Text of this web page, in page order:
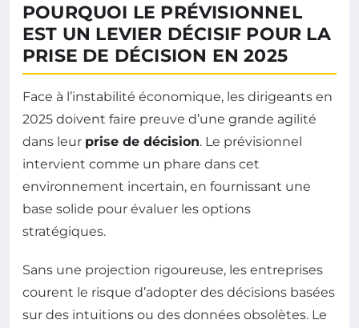
POURQUOI LE PRÉVISIONNEL
EST UN LEVIER DÉCISIF POUR LA
PRISE DE DÉCISION EN 2025
Face à l’instabilité économique, les dirigeants en
2025 doivent faire preuve d’une grande agilité
dans leur prise de décision. Le prévisionnel
intervient comme un phare dans cet
environnement incertain, en fournissant une
base solide pour évaluer les options
stratégiques.
Sans une projection rigoureuse, les entreprises
courent le risque d’adopter des décisions basées
sur des intuitions ou des données obsolètes. Le